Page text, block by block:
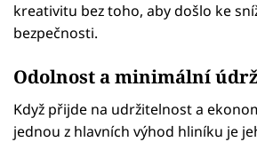
kreativitu bez toho, aby došlo ke
bezpečnosti.
Odolnost a minimální
Když přijde na udržitelnost a
jednou z hlavních výhod hliníku je